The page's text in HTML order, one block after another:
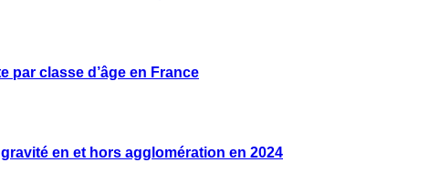
par classe d’âge en France
en et hors agglomération en 2024